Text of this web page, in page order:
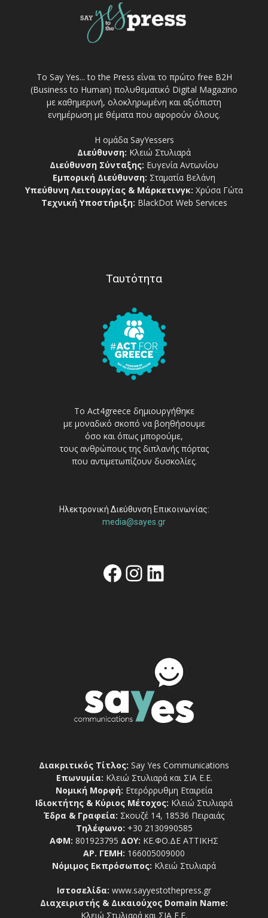
Το Say Yes... to the Press είναι το πρώτο free Β2Η
(Business to Human) πολυθεματικό Digital Magazino
με καθημερινή, ολοκληρωμένη και αξιόπιστη
ενημέρωση με θέματα που αφορούν όλους.
Η ομάδα SayYessers
Διεύθυνση: Κλειώ Στυλιαρά
Διεύθυνση Σύνταξης: Ευγενία Αντωνίου
Εμπορική Διεύθυνση: Σταματία Βελάνη
Υπεύθυνη Λειτουργίας & Μάρκετινγκ: Χρύσα Γώτα
Τεχνική Υποστήριξη: BlackDot Web Services
Ταυτότητα
Το Act4greece δημιουργήθηκε
με μοναδικό σκοπό να βοηθήσουμε
όσο και όπως μπορούμε,
τους ανθρώπους της διπλανής πόρτας
που αντιμετωπίζουν δυσκολίες.
Ηλεκτρονική Διεύθυνση Επικοινωνίας:
media@sayes.gr
Facebook
Instagram
Linkedin
Διακριτικός Τίτλος: Say Yes Communications
Επωνυμία: Κλειώ Στυλιαρά και ΣΙΑ Ε.Ε.
Νομική Μορφή: Ετερόρρυθμη Εταιρεία
Ιδιοκτήτης & Κύριος Μέτοχος: Κλειώ Στυλιαρά
Έδρα & Γραφεία: Σκουζέ 14, 18536 Πειραιάς
Τηλέφωνο: +30 2130990585
ΑΦΜ: 801923795 ΔΟΥ: ΚΕ.ΦΟ.ΔΕ ΑΤΤΙΚΗΣ
ΑΡ. ΓΕΜΗ: 166005009000
Νόμιμος Εκπρόσωπος: Κλειώ Στυλιαρά
Ιστοσελίδα: www.sayyestothepress.gr
Διαχειριστής & Δικαιούχος Domain Name:
Κλειώ Στυλιαρά και ΣΙΑ Ε.Ε.